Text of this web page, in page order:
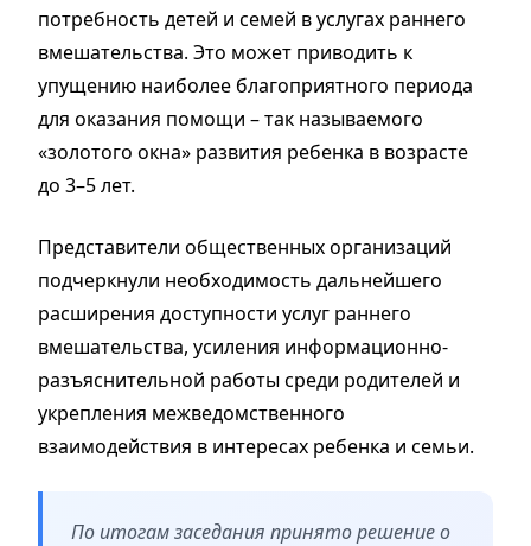
потребность детей и семей в услугах раннего
вмешательства. Это может приводить к
упущению наиболее благоприятного периода
для оказания помощи – так называемого
«золотого окна» развития ребенка в возрасте
до 3–5 лет.
Представители общественных организаций
подчеркнули необходимость дальнейшего
расширения доступности услуг раннего
вмешательства, усиления информационно-
разъяснительной работы среди родителей и
укрепления межведомственного
взаимодействия в интересах ребенка и семьи.
По итогам заседания принято решение о